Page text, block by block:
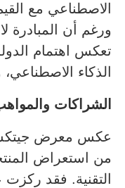
الاصطناعي مع
ورغم أن المبادرة
تعكس اهتمام
الذكاء
الشراكات
من استعراض
التقنية. فقد